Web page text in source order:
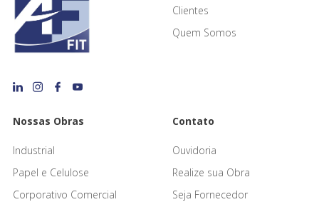
Clientes
Quem Somos
Nossas Obras
Industrial
Papel e Celulose
Corporativo Comercial
Contato
Ouvidoria
Realize sua Obra
Seja Fornecedor